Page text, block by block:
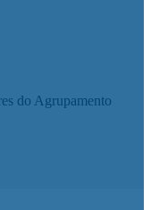
do Agrupamento